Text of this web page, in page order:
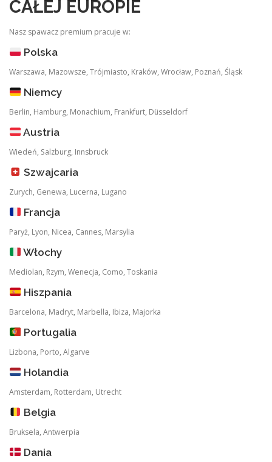
CAŁEJ EUROPIE
Nasz spawacz premium pracuje w:
Polska
Warszawa, Mazowsze, Trójmiasto, Kraków, Wrocław, Poznań, Śląsk
Niemcy
Berlin, Hamburg, Monachium, Frankfurt, Düsseldorf
Austria
Wiedeń, Salzburg, Innsbruck
Szwajcaria
Zurych, Genewa, Lucerna, Lugano
Francja
Paryż, Lyon, Nicea, Cannes, Marsylia
Włochy
Mediolan, Rzym, Wenecja, Como, Toskania
Hiszpania
Barcelona, Madryt, Marbella, Ibiza, Majorka
Portugalia
Lizbona, Porto, Algarve
Holandia
Amsterdam, Rotterdam, Utrecht
Belgia
Bruksela, Antwerpia
Dania